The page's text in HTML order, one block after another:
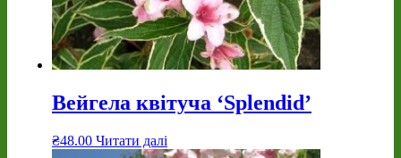
Вейгела квітуча ‘Splendid’
₴48.00 Читати далі